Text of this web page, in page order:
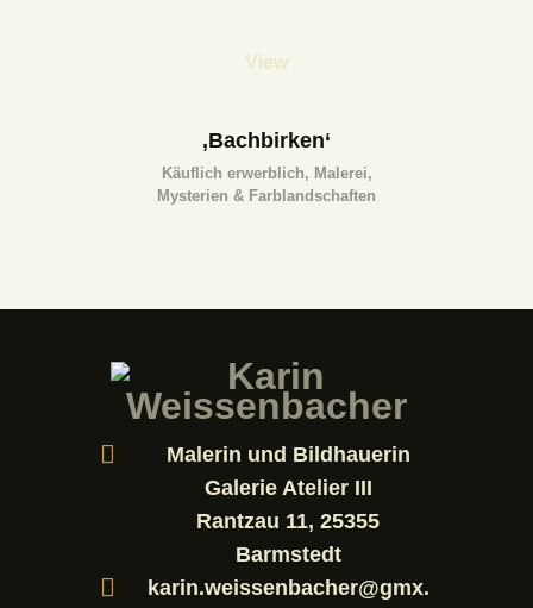
View
‚Bachbirken‘
Käuflich erwerblich, Malerei,
Mysterien & Farblandschaften
Malerin und Bildhauerin
Galerie Atelier III
Rantzau 11, 25355
Barmstedt
karin.weissenbacher@gmx.